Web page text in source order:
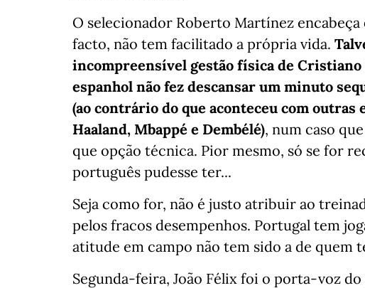
O selecionador Roberto Martínez
facto, não tem facilitado a própria vida.
incompreensível gestão física de Cristiano
espanhol não fez descansar um minuto
(ao contrário do que aconteceu com outras
Haaland, Mbappé e Dembélé), num caso
que opção técnica. Pior mesmo, só se for
português pudesse ter...
Seja como for, não é justo atribuir ao
pelos fracos desempenhos. Portugal tem
atitude em campo não tem sido a de quem
Segunda-feira, João Félix foi o porta-voz